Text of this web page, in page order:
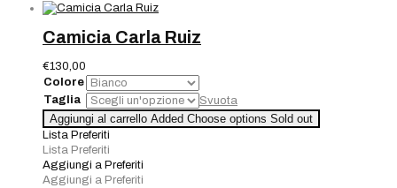
Camicia Carla Ruiz
€130,00
Colore
Taglia
Svuota
Camicia
Carla
Ruiz
quantità
Aggiungi al carrello Added Choose options Sold out
Lista Preferiti
Lista Preferiti
Aggiungi a Preferiti
Aggiungi a Preferiti